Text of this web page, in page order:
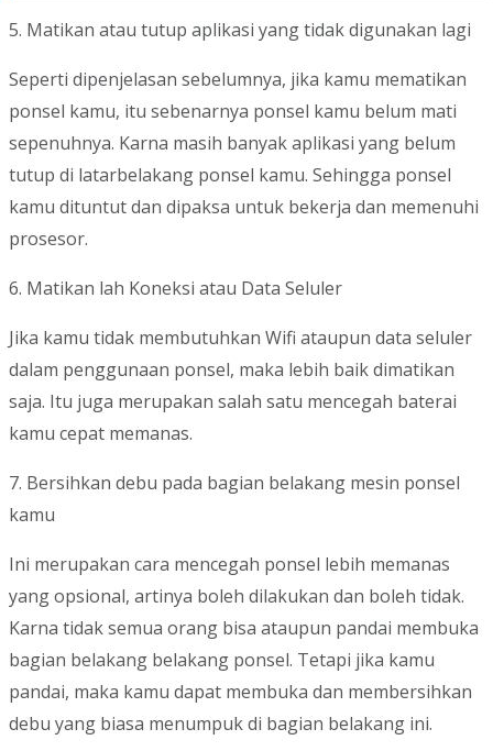
5. Matikan atau tutup aplikasi yang tidak digunakan lagi
Seperti dipenjelasan sebelumnya, jika kamu mematikan
ponsel kamu, itu sebenarnya ponsel kamu belum mati
sepenuhnya. Karna masih banyak aplikasi yang belum
tutup di latarbelakang ponsel kamu. Sehingga ponsel
kamu dituntut dan dipaksa untuk bekerja dan memenuhi
prosesor.
6. Matikan lah Koneksi atau Data Seluler
Jika kamu tidak membutuhkan Wifi ataupun data seluler
dalam penggunaan ponsel, maka lebih baik dimatikan
saja. Itu juga merupakan salah satu mencegah baterai
kamu cepat memanas.
7. Bersihkan debu pada bagian belakang mesin ponsel
kamu
Ini merupakan cara mencegah ponsel lebih memanas
yang opsional, artinya boleh dilakukan dan boleh tidak.
Karna tidak semua orang bisa ataupun pandai membuka
bagian belakang belakang ponsel. Tetapi jika kamu
pandai, maka kamu dapat membuka dan membersihkan
debu yang biasa menumpuk di bagian belakang ini.